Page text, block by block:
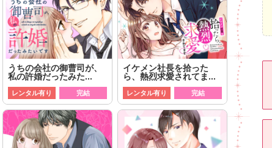
うちの会社の御曹司が、
私の許婚だったみた...
レンタル有り 完結
イケメン社長を拾った
ら、熱烈求愛されてま...
レンタル有り 完結